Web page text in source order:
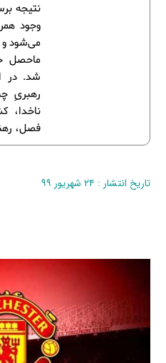
نتیجه
وجود
می‌شود و
ماحصل
شد. در
رهبریِ
ناخدا،
فصل،
تاریخ انتشار : ۲۴ شهریور ۹۹